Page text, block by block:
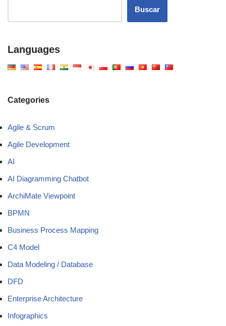
Buscar
Languages
Categories
Agile & Scrum
Agile Development
AI
AI Diagramming Chatbot
ArchiMate Viewpoint
BPMN
Business Process Mapping
C4 Model
Data Modeling / Database
DFD
Enterprise Architecture
Infographics